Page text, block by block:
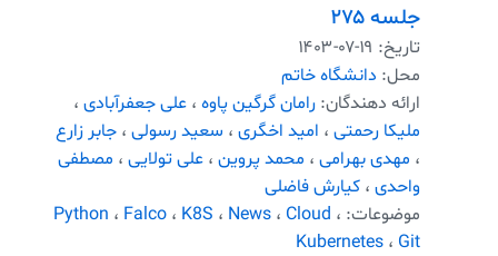
جلسه ۲۷۵
تاریخ: ۱۴۰۳-۰۷-۱۹
محل: دانشگاه خاتم
ارائه دهندگان: رامان گرگین پاوه ، علی جعفرآبادی ،
ملیکا رحمتی ، امید اخگری ، سعید رسولی ، جابر زارع
، مهدی بهرامی ، محمد پروین ، علی تولایی ، مصطفی
واحدی ، کیارش فاضلی
موضوعات:
Python ، Falco ، K8S ، News ، Cloud ،
Kubernetes ، Git